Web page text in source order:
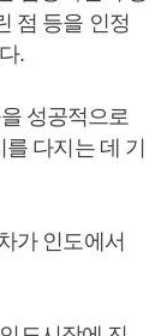
점 등을 인정
.
성공적으로
다지는 데 기
가 인도에서